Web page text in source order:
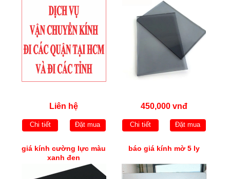
Liên hệ
Chi tiết Đặt mua
450,000 vnđ
Chi tiết Đặt mua
giá kính cường lực màu
xanh đen
báo giá kính mờ 5 ly